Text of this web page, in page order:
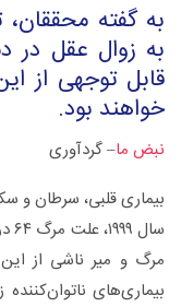
به زوال عقل در
قابل توجهی از
خواهند بود.
نبض ما– گردآوری
بیماری قلبی، سرطان و
مرگ و میر ناشی از
بیماری‌های